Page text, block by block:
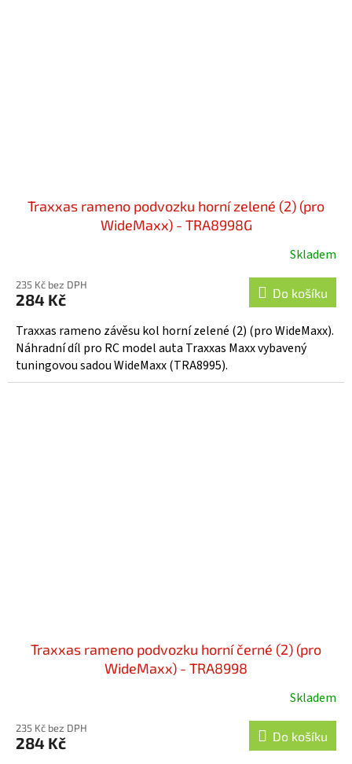
Traxxas rameno podvozku horní zelené (2) (pro
WideMaxx) - TRA8998G
Skladem
235 Kč bez DPH
284 Kč Do košíku
Traxxas rameno závěsu kol horní zelené (2) (pro WideMaxx).
Náhradní díl pro RC model auta Traxxas Maxx vybavený
tuningovou sadou WideMaxx (TRA8995).
Traxxas rameno podvozku horní černé (2) (pro
WideMaxx) - TRA8998
Skladem
235 Kč bez DPH
284 Kč Do košíku